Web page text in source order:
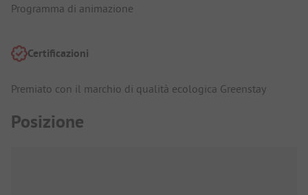
Programma di animazione
Certificazioni
Premiato con il marchio di qualità ecologica Greenstay
Posizione